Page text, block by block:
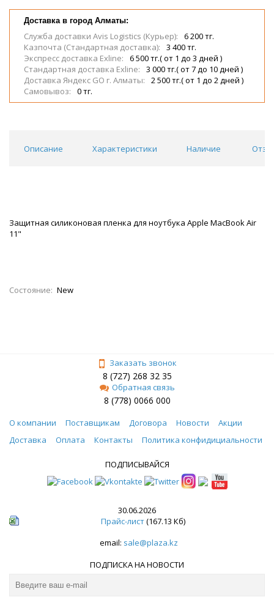
Доставка в город Алматы:
Служба доставки Avis Logistics (Курьер):
6 200 тг.
Казпочта (Стандартная доставка):
3 400 тг.
Экспресс доставка Exline:
6 500 тг.( от 1 до 3 дней )
Стандартная доставка Exline:
3 000 тг.( от 7 до 10 дней )
Доставка Яндекс GO г. Алматы:
2 500 тг.( от 1 до 2 дней )
Самовывоз:
0 тг.
Описание Характеристики Наличие
Защитная силиконовая пленка для ноутбука Apple MacBook Air
11"
Состояние: New
Заказать звонок
8 (727) 268 32 35
Обратная связь
8 (778) 0066 000
О компании Поставщикам Договора Новости
Акции
Доставка
Оплата Контакты Политика конфидициальности
ПОДПИСЫВАЙСЯ
30.06.2026
Прайс-лист(167.13 Кб)
email: sale@plaza.kz
ПОДПИСКА НА НОВОСТИ